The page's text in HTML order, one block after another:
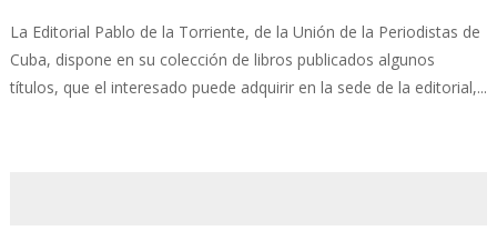
La Editorial Pablo de la Torriente, de la Unión de la Periodistas de
Cuba, dispone en su colección de libros publicados algunos
títulos, que el interesado puede adquirir en la sede de la editorial,...